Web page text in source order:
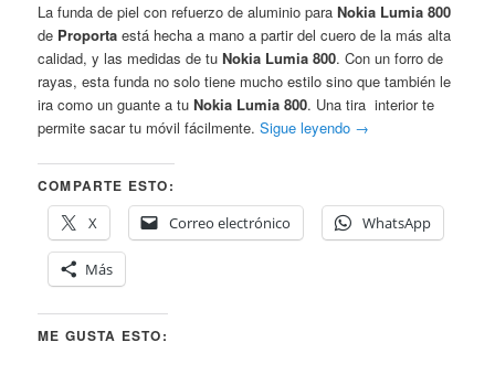
La funda de piel con refuerzo de aluminio paraNokia Lumia 800
de Proporta está hecha a mano a partir del cuero de la más alta
calidad, y las medidas de tuNokia Lumia 800. Con un forro de
rayas, esta funda no solo tiene mucho estilo sino que también le
ira como un guante a tuNokia Lumia 800. Una tira interior te
permite sacar tu móvil fácilmente.Sigue leyendo →
COMPARTE ESTO:
X
Correo electrónico WhatsApp
Más
ME GUSTA ESTO: